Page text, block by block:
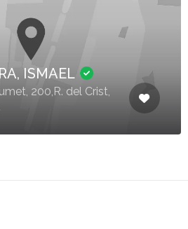
ISMAEL
200,R. del Crist,